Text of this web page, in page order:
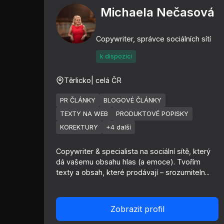
Michaela Nečasová
Copywriter, správce sociálních sítí
k dispozici
Těrlicko | celá ČR
PR ČLÁNKY
BLOGOVÉ ČLÁNKY
TEXTY NA WEB
PRODUKTOVÉ POPISKY
KOREKTURY
+4 další
Copywriter & specialista na sociální sítě, který
dá vašemu obsahu hlas (a emoce). Tvořím
texty a obsah, které prodávají – srozumiteln...
Zobrazit profil